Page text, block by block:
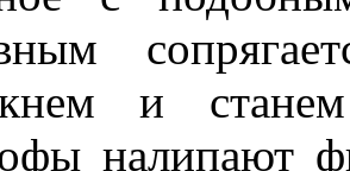
и
налипают